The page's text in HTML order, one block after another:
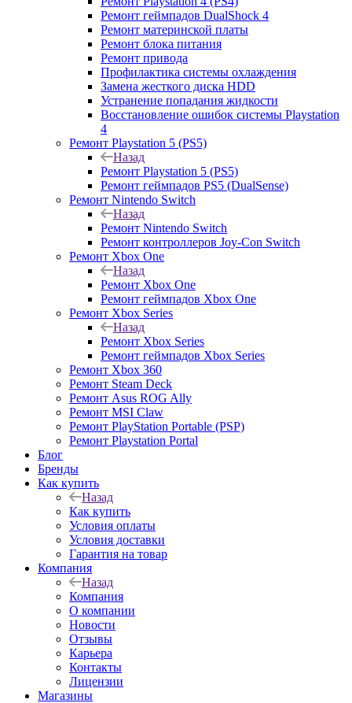
Ремонт геймпадов DualShock 4
Ремонт материнской платы
Ремонт блока питания
Ремонт привода
Профилактика системы охлаждения
Замена жесткого диска HDD
Устранение попадания жидкости
Восстановление ошибок системы Playstation
4
Ремонт Playstation 5 (PS5)
Назад
Ремонт Playstation 5 (PS5)
Ремонт геймпадов PS5 (DualSense)
Ремонт Nintendo Switch
Назад
Ремонт Nintendo Switch
Ремонт контроллеров Joy-Con Switch
Ремонт Xbox One
Назад
Ремонт Xbox One
Ремонт геймпадов Xbox One
Ремонт Xbox Series
Назад
Ремонт Xbox Series
Ремонт геймпадов Xbox Series
Ремонт Xbox 360
Ремонт Steam Deck
Ремонт Asus ROG Ally
Ремонт MSI Claw
Ремонт PlayStation Portable (PSP)
Ремонт Playstation Portal
Блог
Бренды
Как купить
Назад
Как купить
Условия оплаты
Условия доставки
Гарантия на товар
Компания
Назад
Компания
О компании
Новости
Отзывы
Карьера
Контакты
Лицензии
Магазины